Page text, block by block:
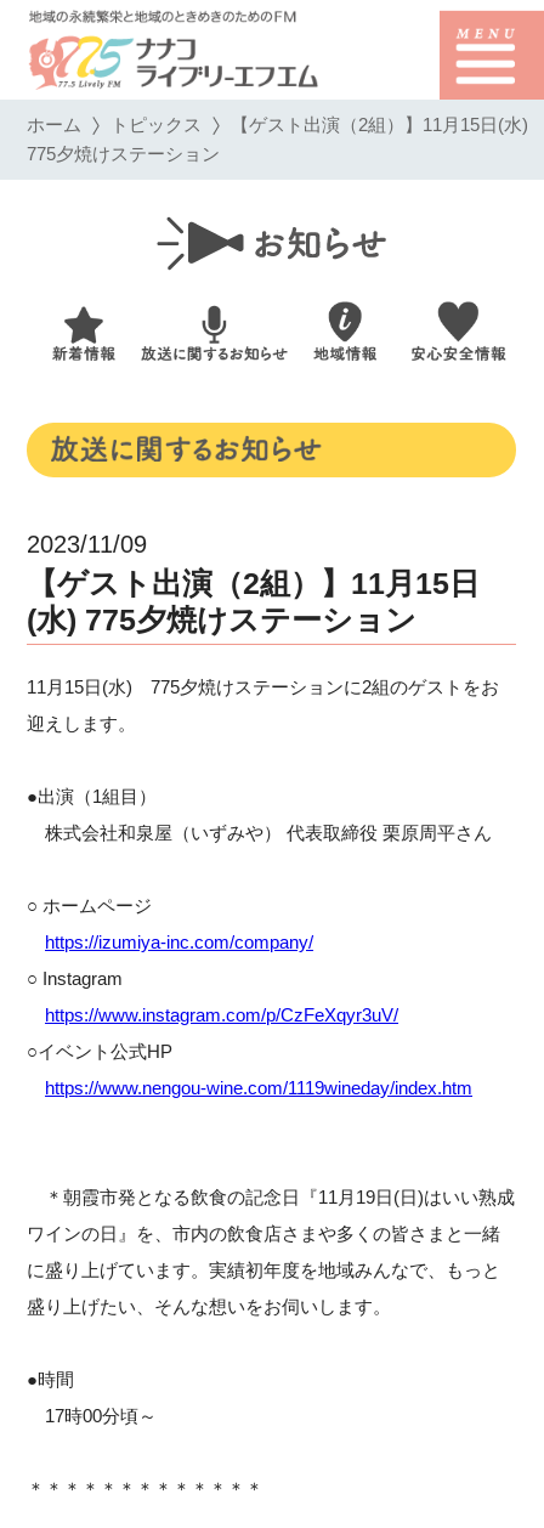
ホーム トピックス 【ゲスト出演（2組）】11月15日(水)
775夕焼けステーション
2023/11/09
【ゲスト出演（2組）】11月15日
(水) 775夕焼けステーション
11月15日(水) 775夕焼けステーションに2組のゲストをお
迎えします。
●出演（1組目）
株式会社和泉屋（いずみや） 代表取締役 栗原周平さん
○ ホームページ
https://izumiya-inc.com/company/
○ Instagram
https://www.instagram.com/p/CzFeXqyr3uV/
○イベント公式HP
https://www.nengou-wine.com/1119wineday/index.htm
＊朝霞市発となる飲食の記念日『11月19日(日)はいい熟成
ワインの日』を、市内の飲食店さまや多くの皆さまと一緒
に盛り上げています。実績初年度を地域みんなで、もっと
盛り上げたい、そんな想いをお伺いします。
●時間
17時00分頃～
＊＊＊＊＊＊＊＊＊＊＊＊＊